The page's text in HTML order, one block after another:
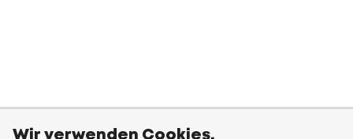
Wir verwenden Cookies.